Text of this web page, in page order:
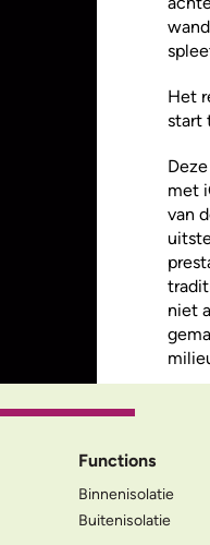
Het
start
met
van
niet
Functions
Binnenisolatie
Buitenisolatie